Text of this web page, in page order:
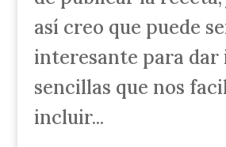
así creo que puede
interesante para dar
sencillas que nos
incluir...